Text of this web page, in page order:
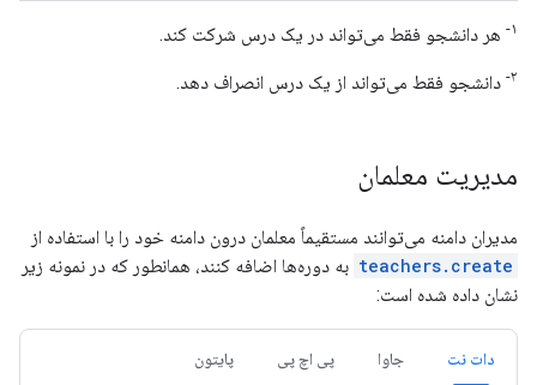
۱- هر دانشجو فقط می‌تواند در یک درس شرکت کند.
۲- دانشجو فقط می‌تواند از یک درس انصراف دهد.
مدیریت معلمان
مدیران دامنه می‌توانند مستقیماً معلمان درون دامنه خود را با استفاده از
teachers.create به دوره‌ها اضافه کنند، همانطور که در نمونه زیر
نشان داده شده است:
دات نت جاوا پی اچ پی پایتون